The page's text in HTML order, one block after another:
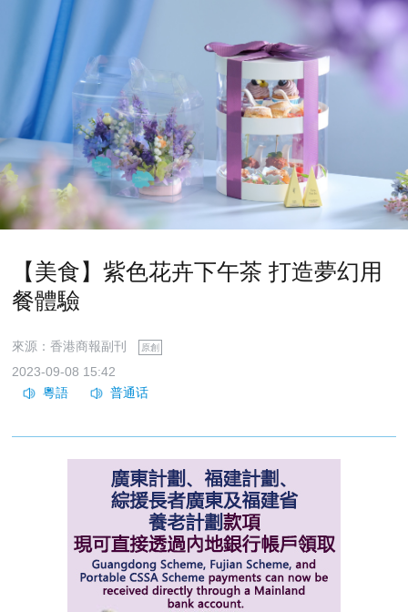
【美食】紫色花卉下午茶 打造夢幻用
餐體驗
來源：香港商報副刊 原創
2023-09-08 15:42